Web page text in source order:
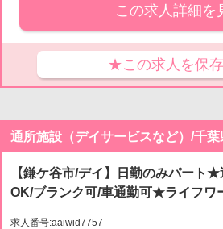
この求人詳細を
★この求人を保
通所施設（デイサービスなど）/千
【鎌ケ谷市/デイ】日勤のみパート
OK/ブランク可/車通勤可★ライフワ
求人番号:aaiwid7757